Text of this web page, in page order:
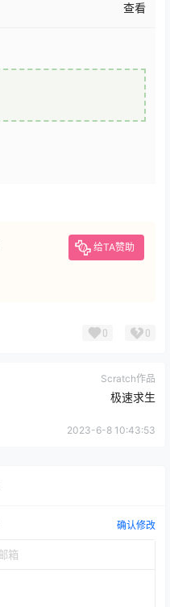
查看
给TA赞助
0 0
Scratch作品
极速求生
2023-6-8 10:43:53
确认修改